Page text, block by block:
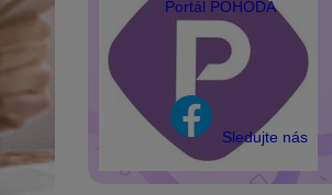
Portál POHODA
Sledujte nás